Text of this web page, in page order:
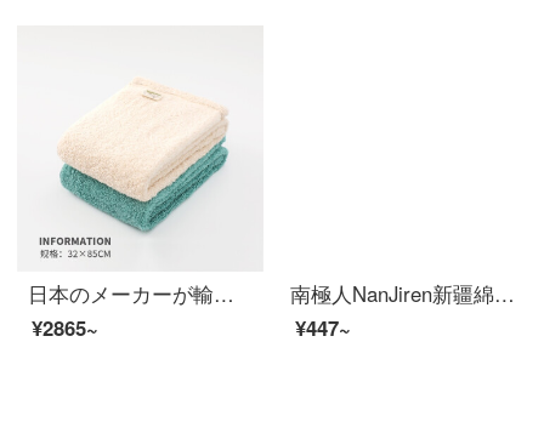
日本のメーカーが輸入した浅野の洗顔タオルは、綿5つ星ホテルのタオルが強くて、水を吸い込みます。柔らかくて、毛が厚くて厚いティッシュxtcシリーズは32*85 cmの2つのセットは天然の白+清水の青です。
¥2865~
南極人NanJiren新疆綿大バスタオル+タオル2枚に綿を入れて柔らかく吸水します。男女バスタオルを厚くして、タオルタオルのフェイスタオルを組み合わせて70*140 cmを入れます。
¥447~